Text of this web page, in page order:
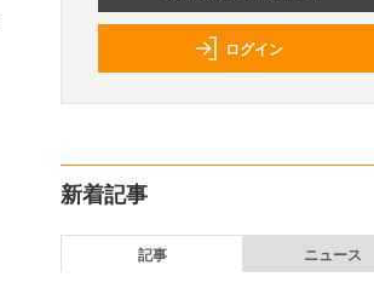
ログイン
新着記事
記事 ニュース